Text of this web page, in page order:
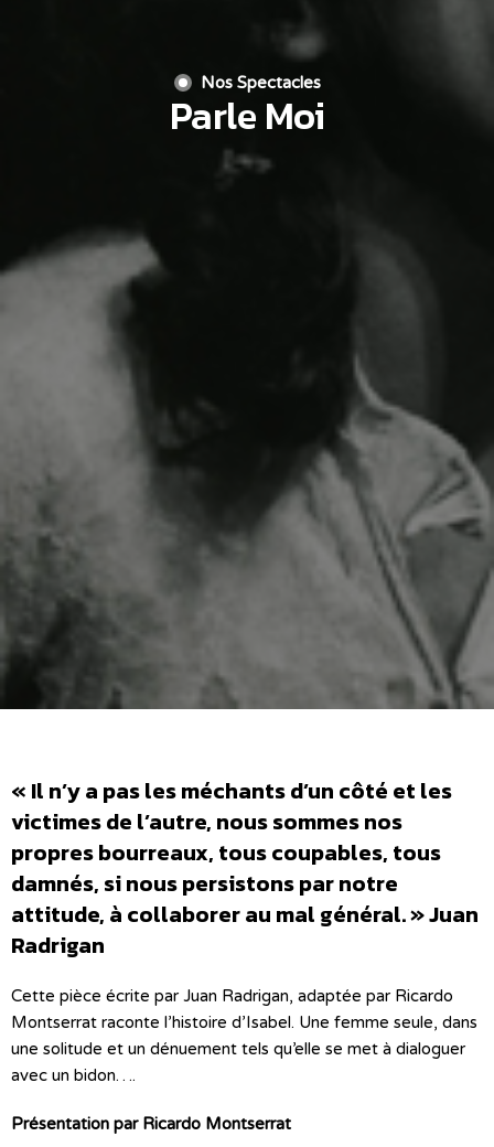
Nos Spectacles
Parle Moi
« Il n’y a pas les méchants d’un côté et les
victimes de l’autre, nous sommes nos
propres bourreaux, tous coupables, tous
damnés, si nous persistons par notre
attitude, à collaborer au mal général. » Juan
Radrigan
Cette pièce écrite par Juan Radrigan, adaptée par Ricardo
Montserrat raconte l’histoire d’Isabel. Une femme seule, dans
une solitude et un dénuement tels qu’elle se met à dialoguer
avec un bidon….
Présentation par Ricardo Montserrat